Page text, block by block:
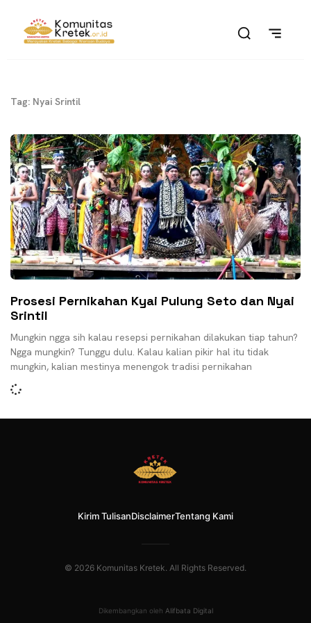
Tag: Nyai Srintil
Prosesi Pernikahan Kyai Pulung Seto dan Nyai
Srintil
Mungkin ngga sih kalau resepsi pernikahan dilakukan tiap tahun?
Ngga mungkin? Tunggu dulu. Kalau kalian pikir hal itu tidak
mungkin, kalian mestinya menengok tradisi pernikahan
Kirim TulisanDisclaimerTentang Kami
© 2026 Komunitas Kretek. All Rights Reserved.
Dikembangkan oleh Alifbata Digital